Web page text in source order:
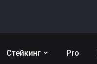
Стейкинг Pro